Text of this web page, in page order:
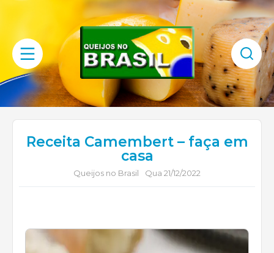
Receita Camembert – faça em
casa
Queijos no Brasil Qua 21/12/2022